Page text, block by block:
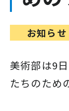
お知らせ
美術部は9
たちのため